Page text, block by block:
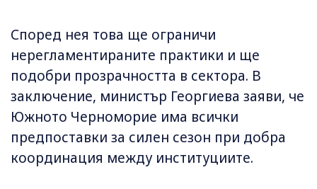
Според нея това ще ограничи
нерегламентираните практики и ще
подобри прозрачността в сектора. В
заключение, министър Георгиева заяви, че
Южното Черноморие има всички
предпоставки за силен сезон при добра
координация между институциите.